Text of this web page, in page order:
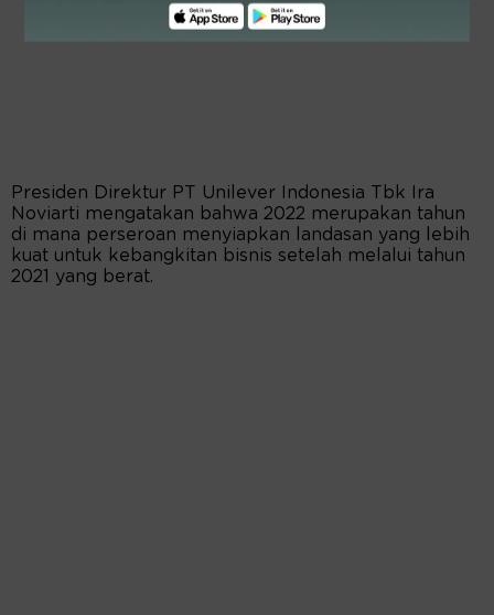
Presiden Direktur PT Unilever Indonesia Tbk Ira
Noviarti mengatakan bahwa 2022 merupakan tahun
di mana perseroan menyiapkan landasan yang lebih
kuat untuk kebangkitan bisnis setelah melalui tahun
2021 yang berat.